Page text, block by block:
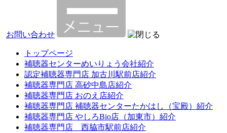
お問い合わせ
トップページ
補聴器センターめいりょう会社紹介
認定補聴器専門店 加古川駅前店紹介
補聴器専門店 高砂中島店紹介
補聴器専門店 おのえ店紹介
補聴器専門店 補聴器センターたかはし（宝殿）紹介
補聴器専門店 やしろBio店（加東市）紹介
補聴器専門店 西脇市駅前店紹介